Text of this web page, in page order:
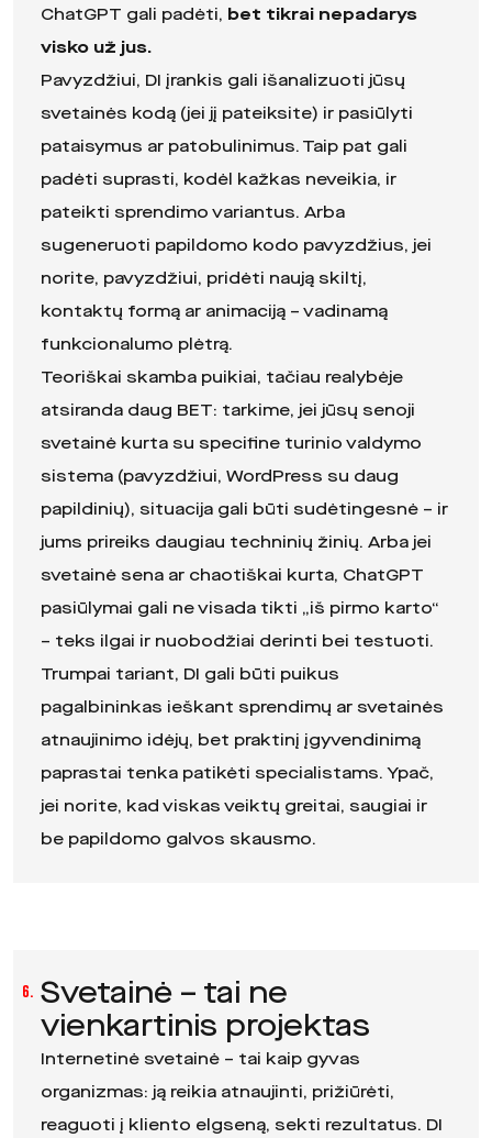
ChatGPT gali padėti, bet tikrai nepadarys
visko už jus.
Pavyzdžiui, DI įrankis gali išanalizuoti jūsų
svetainės kodą (jei jį pateiksite) ir pasiūlyti
pataisymus ar patobulinimus. Taip pat gali
padėti suprasti, kodėl kažkas neveikia, ir
pateikti sprendimo variantus. Arba
sugeneruoti papildomo kodo pavyzdžius, jei
norite, pavyzdžiui, pridėti naują skiltį,
kontaktų formą ar animaciją – vadinamą
funkcionalumo plėtrą.
Teoriškai skamba puikiai, tačiau realybėje
atsiranda daug BET: tarkime, jei jūsų senoji
svetainė kurta su specifine turinio valdymo
sistema (pavyzdžiui, WordPress su daug
papildinių), situacija gali būti sudėtingesnė – ir
jums prireiks daugiau techninių žinių. Arba jei
svetainė sena ar chaotiškai kurta, ChatGPT
pasiūlymai gali ne visada tikti „iš pirmo karto“
– teks ilgai ir nuobodžiai derinti bei testuoti.
Trumpai tariant, DI gali būti puikus
pagalbininkas ieškant sprendimų ar svetainės
atnaujinimo idėjų, bet praktinį įgyvendinimą
paprastai tenka patikėti specialistams. Ypač,
jei norite, kad viskas veiktų greitai, saugiai ir
be papildomo galvos skausmo.
6. Svetainė – tai ne
vienkartinis projektas
Internetinė svetainė – tai kaip gyvas
organizmas: ją reikia atnaujinti, prižiūrėti,
reaguoti į kliento elgseną, sekti rezultatus. DI